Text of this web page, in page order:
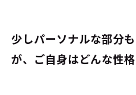
――少しパーソナルな部分
が、ご自身はどんな性格